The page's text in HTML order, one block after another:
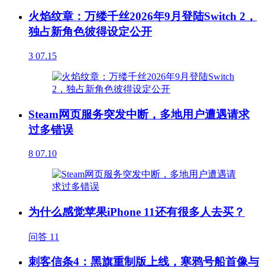
火焰纹章：万缕千丝2026年9月登陆Switch 2，
独占新角色彼得设定公开
3 07.15
Steam网页服务突发中断，多地用户遭遇请求
过多错误
8 07.10
为什么感觉苹果iPhone 11还有很多人去买？
问答 11
刺客信条4：黑旗重制版上线，寒鸦号船首像与